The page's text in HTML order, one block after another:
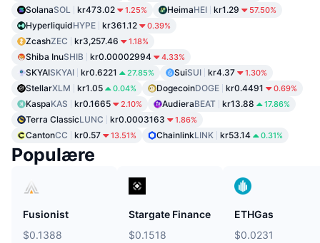
SolanaSOL kr473.02 1.25% HeimaHEI kr1.29 57.50%
HyperliquidHYPE kr361.12 0.39%
ZcashZEC kr3,257.46 1.18%
Shiba InuSHIB kr0.00002994 4.33%
SKYAISKYAI kr0.6221 27.85% SuiSUI kr4.37 1.30%
StellarXLM kr1.05 0.04% DogecoinDOGE kr0.4491 0.69%
KaspaKAS kr0.1665 2.10% AudieraBEAT kr13.88 17.86%
Terra ClassicLUNC kr0.0003163 1.86%
CantonCC kr0.57 13.51% ChainlinkLINK kr53.14 0.31%
Populære
Fusionist
$0.1388
Stargate Finance
$0.1518
ETHGas
$0.0231